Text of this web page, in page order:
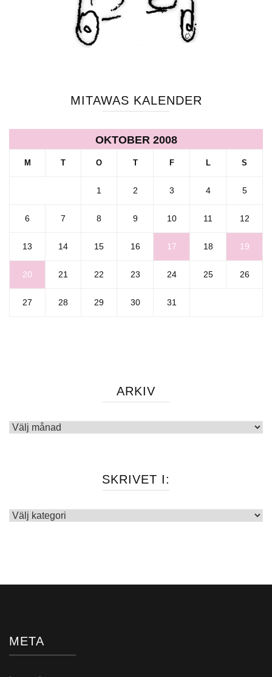
MITAWAS KALENDER
OKTOBER 2008
M T O T F L S
1 2 3 4 5
6 7 8 9 10 11 12
13 14 15 16 17 18 19
20 21 22 23 24 25 26
27 28 29 30 31
ARKIV
Arkiv
SKRIVET I:
Skrivet
META